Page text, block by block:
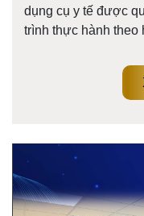
dụng cụ y tế được
trình thực hành theo